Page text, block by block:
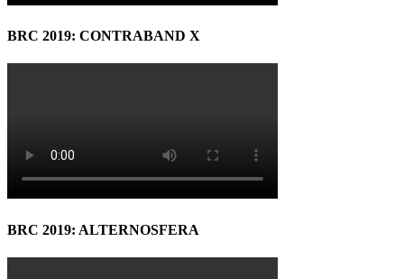
BRC 2019: CONTRABAND X
BRC 2019: ALTERNOSFERA